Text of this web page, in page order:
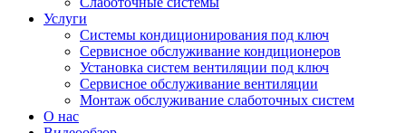
Услуги
Системы кондиционирования под ключ
Сервисное обслуживание кондиционеров
Установка систем вентиляции под ключ
Сервисное обслуживание вентиляции
Монтаж обслуживание слаботочных систем
О нас